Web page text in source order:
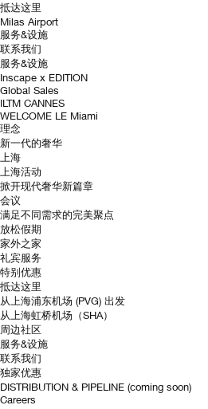
抵达这里
Milas Airport
服务&设施
联系我们
服务&设施
Inscape x EDITION
Global Sales
ILTM CANNES
WELCOME LE Miami
理念
新一代的奢华
上海
上海活动
掀开现代奢华新篇章
会议
满足不同需求的完美聚点
放松假期
家外之家
礼宾服务
特别优惠
抵达这里
从上海浦东机场 (PVG) 出发
从上海虹桥机场（SHA）
周边社区
服务&设施
联系我们
独家优惠
DISTRIBUTION & PIPELINE (coming soon)
Careers